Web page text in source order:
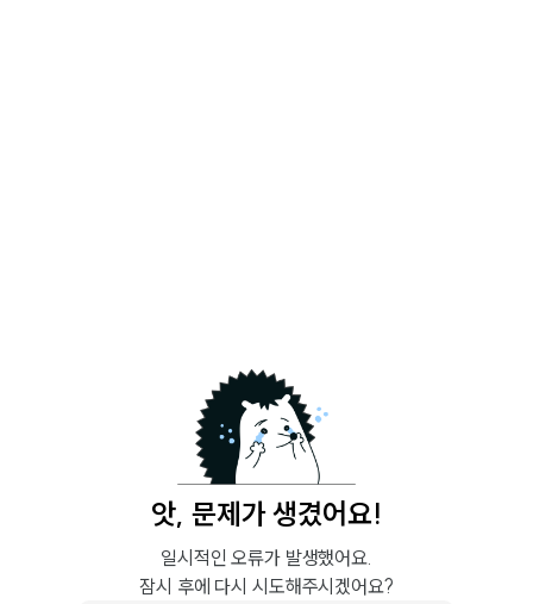
앗, 문제가 생겼어요!
일시적인 오류가 발생했어요.
잠시 후에 다시 시도해주시겠어요?